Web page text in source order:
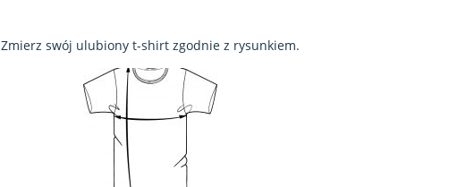
Zmierz swój ulubiony t-shirt zgodnie z rysunkiem.